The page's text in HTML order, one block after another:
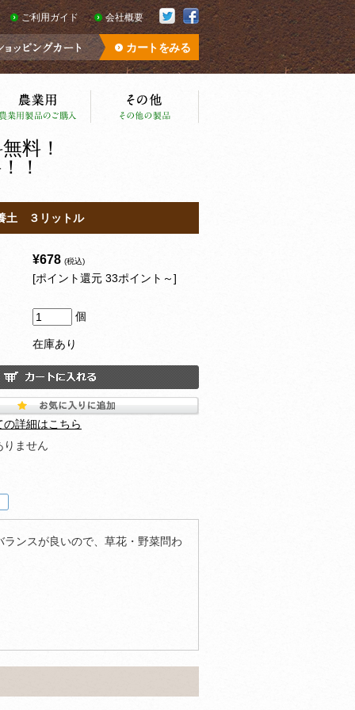
ご利用ガイド 会社概要
カートをみる
料！
！
土 ３リットル
¥678 (税込)
[ポイント還元 33ポイント～]
個
在庫あり
詳細はこちら
りません
ンスが良いので、草花・野菜問わ